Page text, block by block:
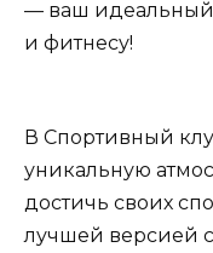
— ваш идеальный
и фитнесу!
В Спортивный
уникальную
достичь своих
лучшей версией